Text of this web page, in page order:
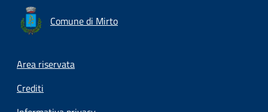
Comune di Mirto
Footer menu
Area riservata
Crediti